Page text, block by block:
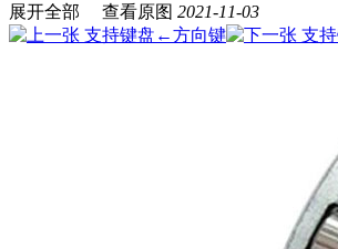
展开全部 查看原图 2021-11-03